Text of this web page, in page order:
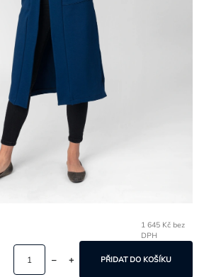
1 645 Kč bez
DPH
PŘIDAT DO KOŠÍKU